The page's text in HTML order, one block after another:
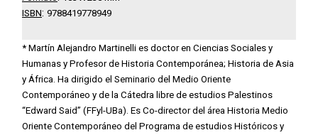
ISBN: 9788419778949
* Martín Alejandro Martinelli es doctor en Ciencias Sociales y
Humanas y Profesor de Historia Contemporánea; Historia de Asia
y África. Ha dirigido el Seminario del Medio Oriente
Contemporáneo y de la Cátedra libre de estudios Palestinos
“Edward Said” (FFyl-UBa). Es Co-director del área Historia Medio
Oriente Contemporáneo del Programa de estudios Históricos y